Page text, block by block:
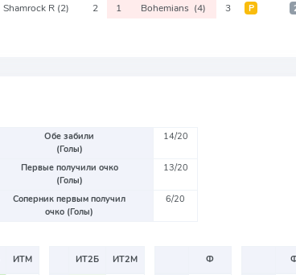
Shamrock R (2) 2 1 Bohemians (4) 3 Р
Обе забили
(Голы)
14/20
Первые получили очко
(Голы)
13/20
Соперник первым получил
очко (Голы)
6/20
ИТМ
ИТ2Б
ИТ2М
Ф